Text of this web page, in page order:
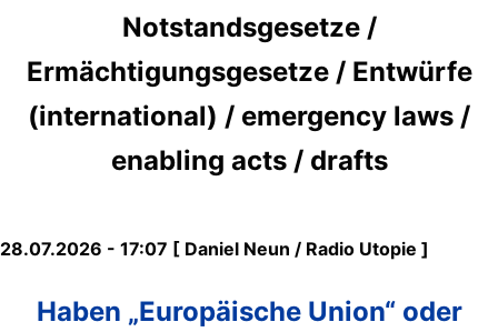
Notstandsgesetze /
Ermächtigungsgesetze / Entwürfe
(international) / emergency laws /
enabling acts / drafts
28.07.2026 - 17:07 [ Daniel Neun / Radio Utopie ]
Haben „Europäische Union“ oder